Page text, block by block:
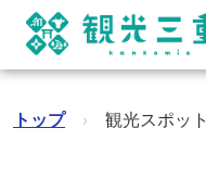
トップ › 観光スポット